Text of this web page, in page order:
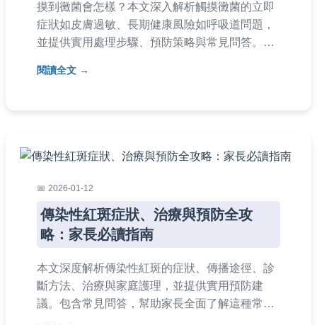
摸到黴菌會怎樣？本文深入解析觸摸黴菌的立即
症狀如皮膚過敏、長期健康風險如呼吸道問題，
並提供實用處理步驟、預防策略與常見問答。專
康。內容涵蓋黴菌類型、清潔方法與個人經驗分
閱讀全文
2026-01-12
傳染性紅斑症狀、治療與預防全攻
略：家長必讀指南
本文深度解析傳染性紅斑的症狀、傳播途徑、診
斷方法、治療與家庭護理，並提供實用預防建
議。包含常見問答，幫助家長全面了解這種常見